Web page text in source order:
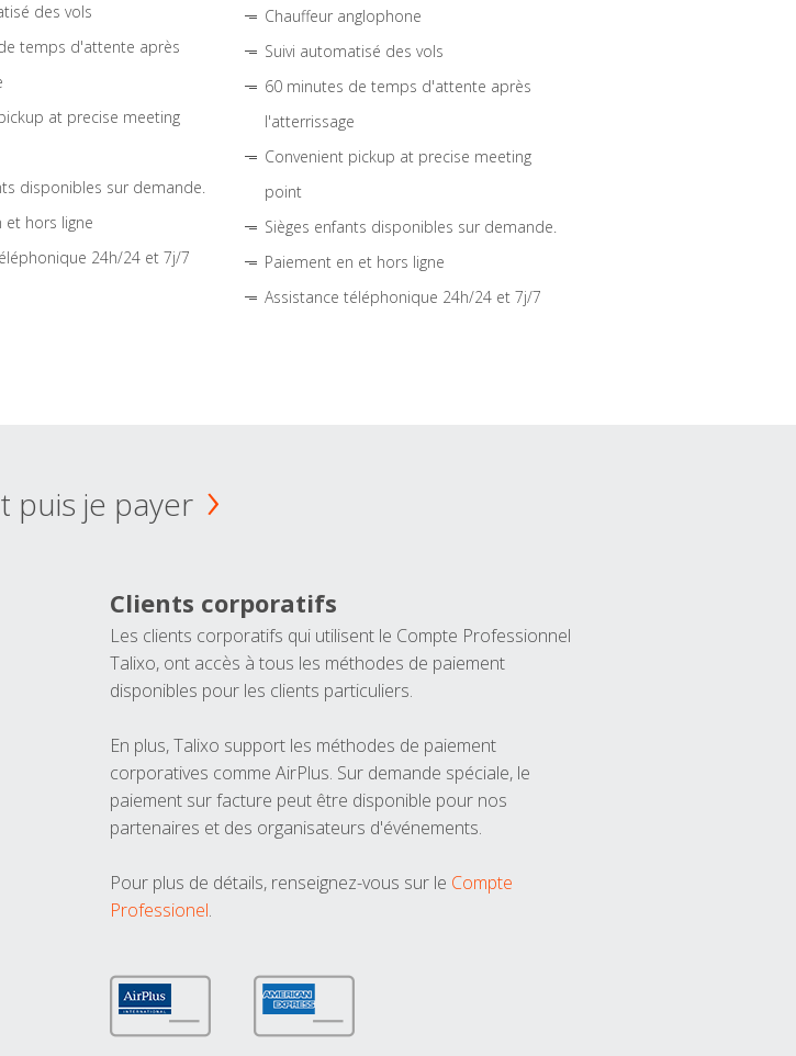
des vols
temps d'attente après
at precise meeting
disponibles sur demande.
et hors ligne
24h/24 et 7j/7
Chauffeur anglophone
Suivi automatisé des vols
60 minutes de temps d'attente après
l'atterrissage
Convenient pickup at precise meeting
point
Sièges enfants disponibles sur demande.
Paiement en et hors ligne
Assistance téléphonique 24h/24 et 7j/7
puis je payer
Clients corporatifs
Les clients corporatifs qui utilisent le Compte Professionnel
Talixo, ont accès à tous les méthodes de paiement
disponibles pour les clients particuliers.
En plus, Talixo support les méthodes de paiement
corporatives comme AirPlus. Sur demande spéciale, le
paiement sur facture peut être disponible pour nos
partenaires et des organisateurs d'événements.
Pour plus de détails, renseignez-vous sur le Compte
Professionel.